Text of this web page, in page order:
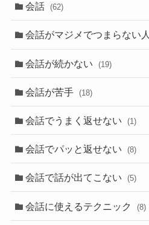
会話 (62)
会話がマジメでつまらない人
会話が続かない (19)
会話が苦手 (18)
会話でうまく返せない (1)
会話でパッと返せない (8)
会話で話が出てこない (5)
会話に使えるテクニック (8)